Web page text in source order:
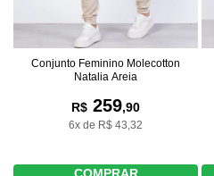
Conjunto Feminino Molecotton
Natalia Areia
R$ 259,90
6x de R$ 43,32